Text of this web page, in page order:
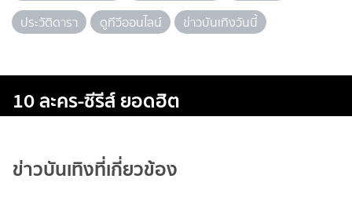
ประวัติดารา
ดูทีวีออนไลน์ ข่าวบันเทิงวันนี้
10 ละคร-ซีรีส์ ยอดฮิต
ข่าวบันเทิงที่เกี่ยวข้อง